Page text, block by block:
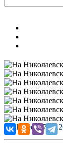
Published: